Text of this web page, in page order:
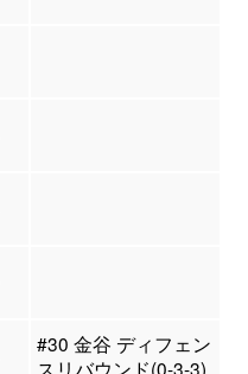
#30 金谷 ディフェン
スリバウンド(0-3-3)